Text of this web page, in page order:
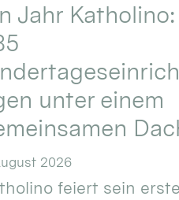
Jahr Katholino:
unter einem
2026
feiert sein